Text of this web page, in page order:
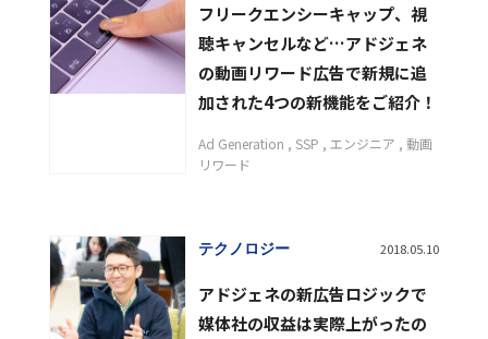
フリークエンシーキャップ、視
聴キャンセルなど…アドジェネ
の動画リワード広告で新規に追
加された4つの新機能をご紹介！
Ad Generation SSP エンジニア
動画
リワード
テクノロジー 2018.05.10
アドジェネの新広告ロジックで
媒体社の収益は実際上がったの